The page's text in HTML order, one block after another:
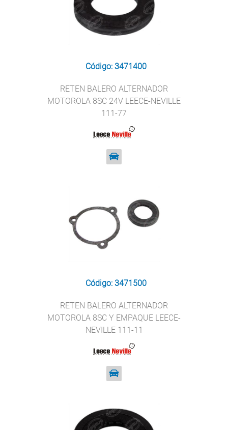
Código: 3471400
RETEN BALERO ALTERNADOR
MOTOROLA 8SC 24V LEECE-NEVILLE
111-77
Código: 3471500
RETEN BALERO ALTERNADOR
MOTOROLA 8SC Y EMPAQUE LEECE-
NEVILLE 111-11